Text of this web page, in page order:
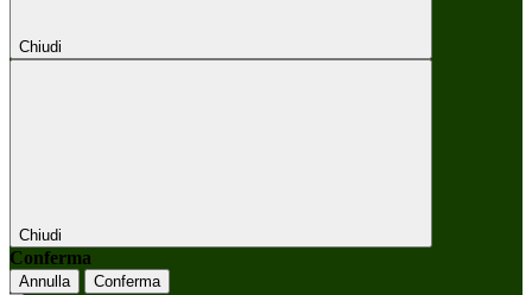
Chiudi
Chiudi
Conferma
Annulla Conferma